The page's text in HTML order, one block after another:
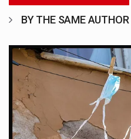
BY THE SAME AUTHOR